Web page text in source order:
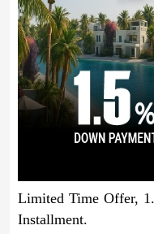
Limited Time Offer,
Installment.